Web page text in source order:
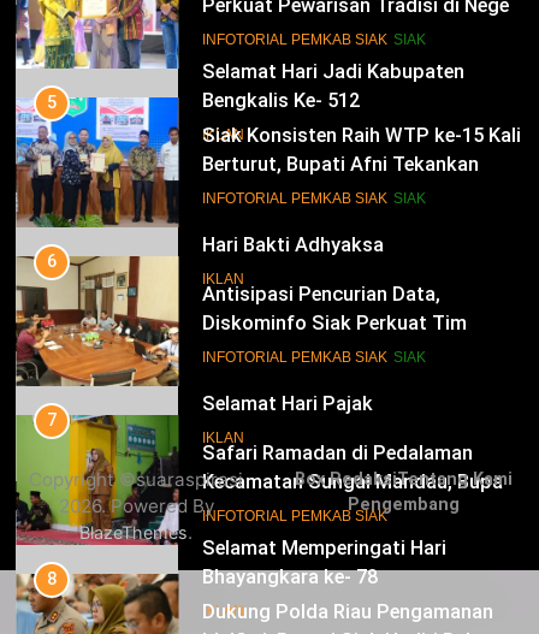
14
Selamat Hari Jadi Kabupaten
Bengkalis Ke- 512
IKLAN
15
Hari Bakti Adhyaksa
IKLAN
16
Selamat Hari Pajak
IKLAN
17
Selamat Memperingati Hari
Bhayangkara ke- 78
IKLAN
Perkuat Pewarisan Tradisi di Negeri
Istana
INFOTORIAL PEMKAB SIAK SIAK
5
Siak Konsisten Raih WTP ke-15 Kali
Berturut, Bupati Afni Tekankan
Penguatan Tata Kelola Keuangan
INFOTORIAL PEMKAB SIAK SIAK
6
Antisipasi Pencurian Data,
Diskominfo Siak Perkuat Tim
Tanggap Insiden Siber Mendukung
INFOTORIAL PEMKAB SIAK SIAK
7
Safari Ramadan di Pedalaman
Kecamatan Sungai Mandau, Bupati
Siak Jemput Aspirasi Warga
INFOTORIAL PEMKAB SIAK
8
Dukung Polda Riau Pengamanan
Copyright ©suaraspirasi
2026. Powered By
BlazeThemes.
Box RedaksiTentang Kami
Pengembang